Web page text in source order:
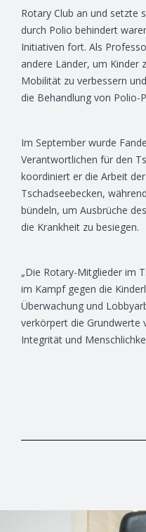
Rotary Club an und setzte
durch Polio behindert
Initiativen fort. Als
andere Länder, um Kinder
Mobilität zu verbessern
die Behandlung von Polio-
Im September wurde
Verantwortlichen für den
koordiniert er die Arbeit
Tschadseebecken,
bündeln, um Ausbrüche
die Krankheit zu besiegen.
„Die Rotary-Mitglieder im
im Kampf gegen die
Überwachung und
verkörpert die Grundwerte
Integrität und